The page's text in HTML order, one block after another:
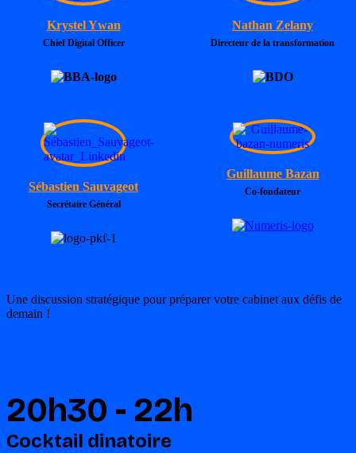
Krystel Ywan
Chief Digital Officer
Nathan Zelany
Directeur de la transformation
Sébastien Sauvageot
Secrétaire Général
Guillaume Bazan
Co-fondateur
Une discussion stratégique pour préparer votre cabinet aux défis de
demain !
20h30 - 22h
Cocktail dinatoire